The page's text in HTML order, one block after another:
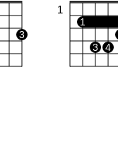
3
1
1
3
4